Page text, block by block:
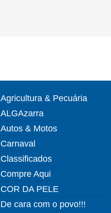
Agricultura & Pecuária
ALGAzarra
Autos & Motos
Carnaval
Classificados
Compre Aqui
COR DA PELE
De cara com o povo!!!